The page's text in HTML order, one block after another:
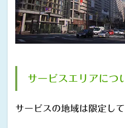
サービスエリアにつ
サービスの地域は限定し